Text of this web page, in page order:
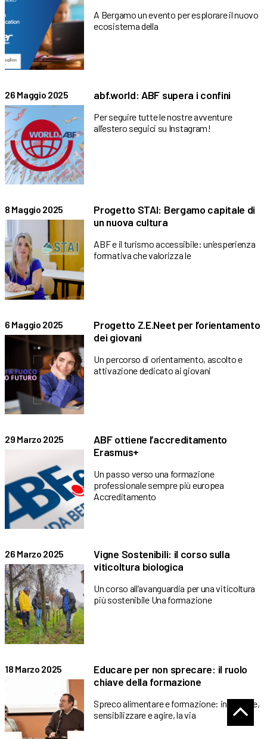
A Bergamo un evento per esplorare il nuovo
ecosistema della
26 Maggio 2025 abf.world: ABF supera i confini
Per seguire tutte le nostre avventure
all’estero seguici su Instagram!
8 Maggio 2025
Progetto STAI: Bergamo capitale di
un nuova cultura
ABF e il turismo accessibile: un’esperienza
formativa che valorizza le
6 Maggio 2025
Progetto Z.E.Neet per l’orientamento
dei giovani
Un percorso di orientamento, ascolto e
attivazione dedicato ai giovani
29 Marzo 2025
ABF ottiene l’accreditamento
Erasmus+
Un passo verso una formazione
professionale sempre più europea
Accreditamento
26 Marzo 2025
Vigne Sostenibili: il corso sulla
viticoltura biologica
Un corso all’avanguardia per una viticoltura
più sostenibile Una formazione
18 Marzo 2025
Educare per non sprecare: il ruolo
chiave della formazione
Spreco alimentare e formazione: informare,
sensibilizzare e agire, la via